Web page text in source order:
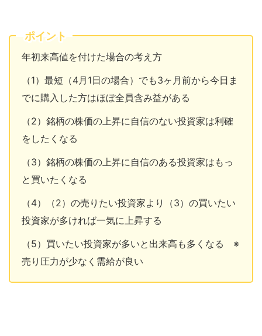
ポイント
年初来高値を付けた場合の考え方
（1）最短（4月1日の場合）でも3ヶ月前から今日ま
でに購入した方はほぼ全員含み益がある
（2）銘柄の株価の上昇に自信のない投資家は利確
をしたくなる
（3）銘柄の株価の上昇に自信のある投資家はもっ
と買いたくなる
（4）（2）の売りたい投資家より（3）の買いたい
投資家が多ければ一気に上昇する
（5）買いたい投資家が多いと出来高も多くなる ※
売り圧力が少なく需給が良い